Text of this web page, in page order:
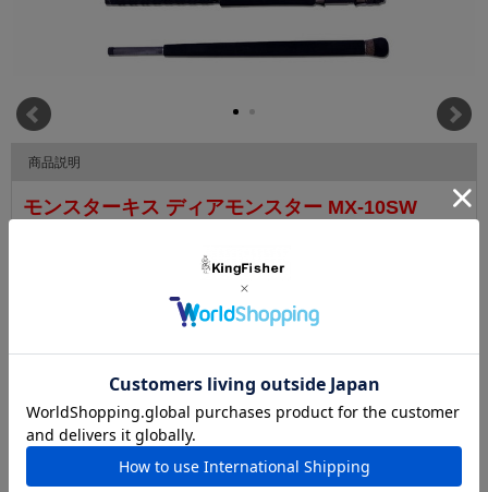
商品説明
モンスターキス ディアモンスター MX-10SW
もたらす純粋な遠投性能と、足場の高さなど諸問
題を解消するショア適性。
リスクを軽視せず、「1歩下がれる強さ」をスローガンに新設計
したMXシリーズ共通径まで5pcのNEWブランクス（うち最強パ
ワー）は、分割2pcグリップと合わせトータル7pc（50cm仕舞
寸）となり、そこにオールダブルフットダブルラッピングセッテ
ィング、セクション端へのガイド配置など、「Dear Monster」
としてブレ無い設計思想を全搭載。PE2号を基準に、1号程度か
ら最大3号までを想定しました。
▼ 商品説明の続きを見る ▼
『モンスターキスHPはこちら』
68,200円(税込)
[ポイント還元 1,364ポイント～]